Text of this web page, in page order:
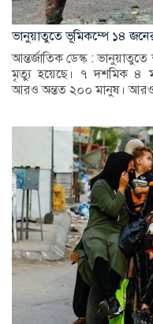
ভানুয়াতুতে ভূমিকম্পে ১৪
আন্তর্জাতিক ডেস্ক :
মৃত্যু হয়েছে। ৭ দশমিক ৪
আরও অন্তত ২০০ মানুষ।